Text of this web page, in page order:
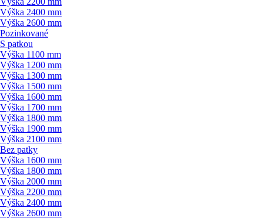
Výška 2400 mm
Výška 2600 mm
Pozinkované
S patkou
Výška 1100 mm
Výška 1200 mm
Výška 1300 mm
Výška 1500 mm
Výška 1600 mm
Výška 1700 mm
Výška 1800 mm
Výška 1900 mm
Výška 2100 mm
Bez patky
Výška 1600 mm
Výška 1800 mm
Výška 2000 mm
Výška 2200 mm
Výška 2400 mm
Výška 2600 mm